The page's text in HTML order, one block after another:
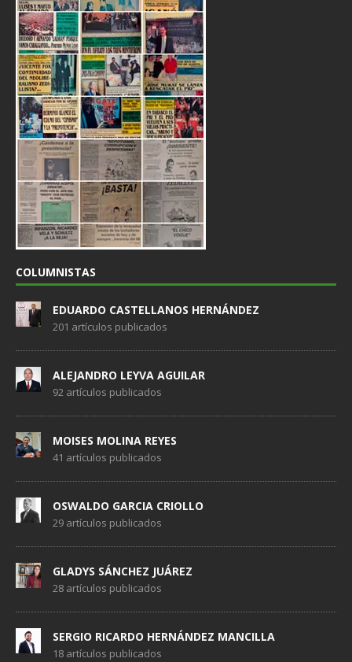
COLUMNISTAS
EDUARDO CASTELLANOS HERNÁNDEZ
201 artículos publicados
ALEJANDRO LEYVA AGUILAR
92 artículos publicados
MOISES MOLINA REYES
41 artículos publicados
OSWALDO GARCIA CRIOLLO
29 artículos publicados
GLADYS SÁNCHEZ JUÁREZ
28 artículos publicados
SERGIO RICARDO HERNÁNDEZ MANCILLA
18 artículos publicados